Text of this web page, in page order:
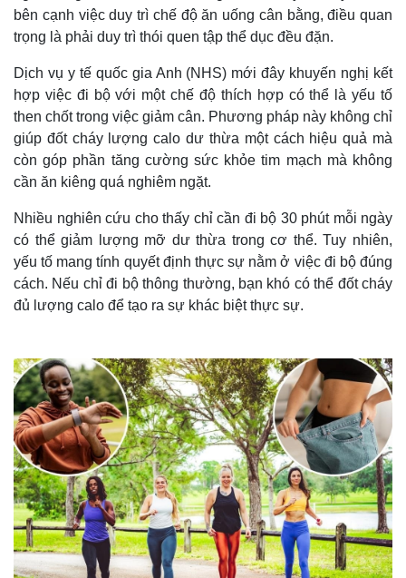
bên cạnh việc duy trì chế độ ăn uống cân bằng, điều quan
trọng là phải duy trì thói quen tập thể dục đều đặn.
Dịch vụ y tế quốc gia Anh (NHS) mới đây khuyến nghị kết
hợp việc đi bộ với một chế độ thích hợp có thể là yếu tố
then chốt trong việc giảm cân. Phương pháp này không chỉ
giúp đốt cháy lượng calo dư thừa một cách hiệu quả mà
còn góp phần tăng cường sức khỏe tim mạch mà không
cần ăn kiêng quá nghiêm ngặt.
Nhiều nghiên cứu cho thấy chỉ cần đi bộ 30 phút mỗi ngày
có thể giảm lượng mỡ dư thừa trong cơ thể. Tuy nhiên,
yếu tố mang tính quyết định thực sự nằm ở việc đi bộ đúng
cách. Nếu chỉ đi bộ thông thường, bạn khó có thể đốt cháy
đủ lượng calo để tạo ra sự khác biệt thực sự.